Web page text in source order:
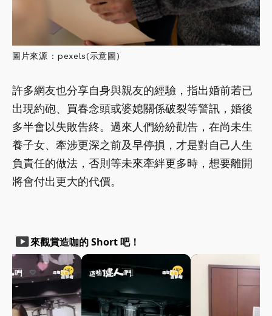
圖片來源 : pexels(示意圖)
許多網友也分享自身與親友的經驗，指出婚前若已
出現約砲、買春念頭或婆媳關係破裂等警訊，婚後
多半會以失敗告終。過來人們紛紛勸告，在尚未生
養子女、牽涉更深之前及早停損，才是對自己人生
負責任的做法，否則等未來牽絆更多時，想要離開
將會付出更大的代價。
smart_display來觀賞造咖的 Short 吧！